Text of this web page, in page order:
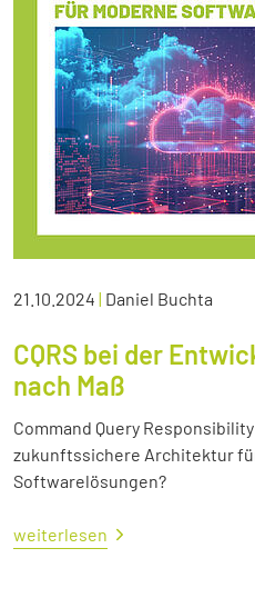
21.10.2024 | Daniel Buchta
CQRS bei der
nach Maß
Command Query
zukunftssichere Architektur
Softwarelösungen?
weiterlesen